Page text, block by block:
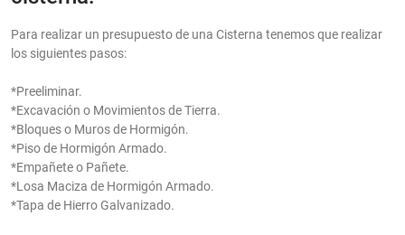
Para realizar un presupuesto de una Cisterna tenemos que realizar
los siguientes pasos:
*Preeliminar.
*Excavación o Movimientos de Tierra.
*Bloques o Muros de Hormigón.
*Piso de Hormigón Armado.
*Empañete o Pañete.
*Losa Maciza de Hormigón Armado.
*Tapa de Hierro Galvanizado.